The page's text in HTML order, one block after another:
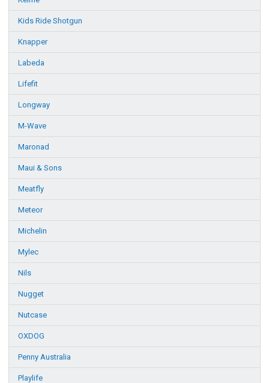
Kids Ride Shotgun
Knapper
Labeda
Lifefit
Longway
M-Wave
Maronad
Maui & Sons
Meatfly
Meteor
Michelin
Mylec
Nils
Nugget
Nutcase
OXDOG
Penny Australia
Playlife